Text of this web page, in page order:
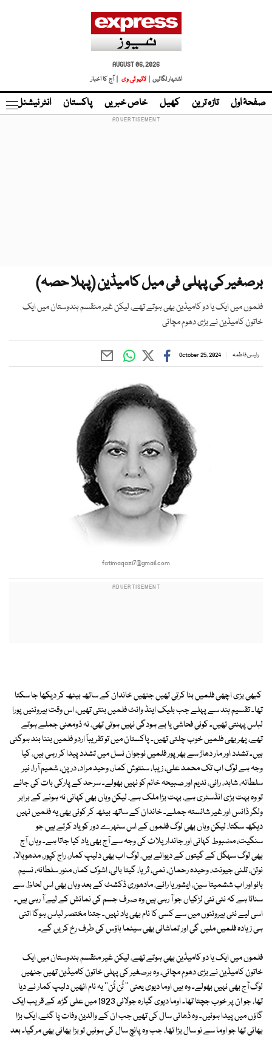
AUGUST 06, 2026
اشتہار لگائیں |
لائیو ٹی وی | آج کا اخبار
صفحۂ اول تازہ ترین کھیل خاص خبریں پاکستان انٹر نیشنل
برصغیر کی پہلی فی میل کامیڈین (پہلا حصہ)
فلموں میں ایک یا دو کامیڈین بھی ہوتے تھے، لیکن غیر منقسم ہندوستان میں ایک
خاتون کامیڈین نے بڑی دھوم مچائی
رئیس فاطمہ October 25, 2024
fatimaqazi7@gmail.com
کبھی بڑی اچھی فلمیں بنا کرتی تھیں جنھیں خاندان کے ساتھ بیٹھ کر دیکھا جا سکتا
تھا۔ تقسیم ہند سے پہلے جب بلیک اینڈ وائٹ فلمیں بنتی تھیں، اس وقت ہیروئنیں پورا
لباس پہنتی تھیں۔ کوئی فحاشی یا بے ہودگی نہیں ہوتی تھی، نہ ذومعنی جملے ہوتے
تھے، پھر بھی فلمیں خوب چلتی تھیں۔ پاکستان میں تو تقریباً اردو فلمیں بننا بند ہوگئی
ہیں۔ تشدد اور مار دھاڑ سے بھرپور فلمیں نوجوان نسل میں تشدد پیدا کر رہی ہیں، کیا
وجہ ہے لوگ اب تک محمد علی، زیبا، سنتوش کمار، وحید مراد، درپن، شمیم آرا، نیر
سلطانہ، شاہد، رانی، ندیم اور صبیحہ خانم کو نہیں بھولے۔ سرحد کے پارکی بات کی جائے
تو وہ بہت بڑی انڈسٹری ہے، بہت بڑا ملک ہے، لیکن وہاں بھی کہانی نہ ہونے کے برابر
ولگر ڈانس اور غیر شائستہ جملے۔ خاندان کے ساتھ بیٹھ کر کوئی بھی یہ فلمیں نہیں
دیکھ سکتا، لیکن وہاں بھی لوگ فلموں کے اس سنہرے دور کو یاد کرتے ہیں جو
سنگیت، مضبوط کہانی اور جاندار پلاٹ کی وجہ سے آج بھی یاد کیا جاتا ہے۔ وہاں آج
بھی لوگ سہگل کے گیتوں کے دیوانے ہیں، لوگ اب بھی دلیپ کمار، راج کپور، مدھوبالا،
نوتن، تلنی جیونت، وحیدہ رحمان، نمی، ثریا، گیتا بالی، اشوک کمار، منور سلطانہ، نسیم
بانو اور اب ششمیتا سین، ایشوریا رائے، مادھوری ڈکشٹ کے بعد وہاں بھی اس لحاظ سے
سناٹا ہے کہ نئی نئی لڑکیاں جو آ رہی ہیں وہ صرف جسم کی نمائش کے لیے آ رہی ہیں۔
اسی لیے نئی ہیروئنوں میں سے کسی کا نام بھی یاد نہیں۔ جتنا مختصر لباس ہوگا اتنی
ہی زیادہ فلمیں ملیں گی اور تماشائی بھی سینما ہاؤس کی طرف رخ کریں گے۔
فلموں میں ایک یا دو کامیڈین بھی ہوتے تھے، لیکن غیر منقسم ہندوستان میں ایک
خاتون کامیڈین نے بڑی دھوم مچائی، وہ برصغیر کی پہلی خاتون کامیڈین تھیں جنھیں
لوگ آج بھی نہیں بھولے۔ وہ ہیں اوما دیوی یعنی ’’ ٹُن ٹُن‘‘ یہ نام انھیں دلیپ کمار نے دیا
تھا، جو ان پر خوب جچتا تھا۔ اوما دیوی گیارہ جولائی 1923 میں علی گڑھ کے قریب ایک
گاؤں میں پیدا ہوئیں۔ وہ ڈھائی سال کی تھیں جب ان کے والدین وفات پا گئے، ایک بڑا
بھائی تھا جو اوما سے نو سال بڑا تھا، جب وہ پانچ سال کی ہوئیں تو بڑا بھائی بھی مرگیا۔ بعد